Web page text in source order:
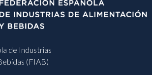
de Industrias
(FIAB)